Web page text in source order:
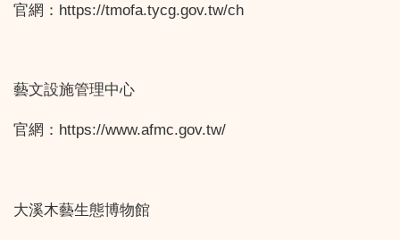
官網：https://tmofa.tycg.gov.tw/ch
藝文設施管理中心
官網：https://www.afmc.gov.tw/
大溪木藝生態博物館